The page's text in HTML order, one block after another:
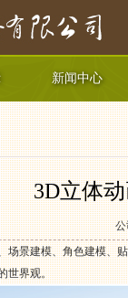
新闻中心
3D立体
公
场景建模、角色建模
世界观。